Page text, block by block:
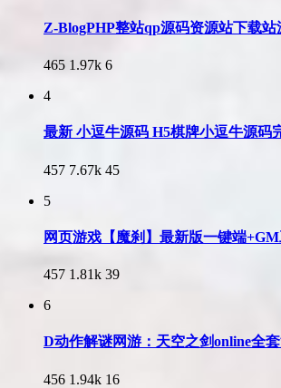
Z-BlogPHP整站qp源码资源站下载站
465 1.97k 6
4
最新 小逗牛源码 H5棋牌小逗牛源码
457 7.67k 45
5
网页游戏【魔刹】最新版一键端
457 1.81k 39
6
D动作解谜网游：天空之剑online全
456 1.94k 16